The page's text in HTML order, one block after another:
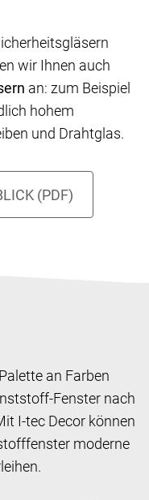
wir Ihnen auch
an: zum Beispiel
hohem
und Drahtglas.
an Farben
Fenster nach
I-tec Decor können
moderne